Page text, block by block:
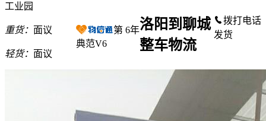
工业园
重货： 面议
轻货： 面议
第 6年
典范V6
拨打电话
发货
洛阳到聊城
整车物流